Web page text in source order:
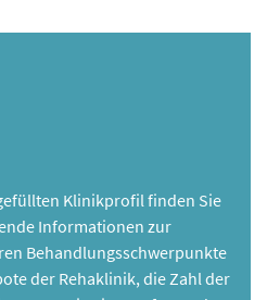
Klinikprofil finden Sie
Informationen zur
Behandlungsschwerpunkte
der Rehaklinik, die Zahl der